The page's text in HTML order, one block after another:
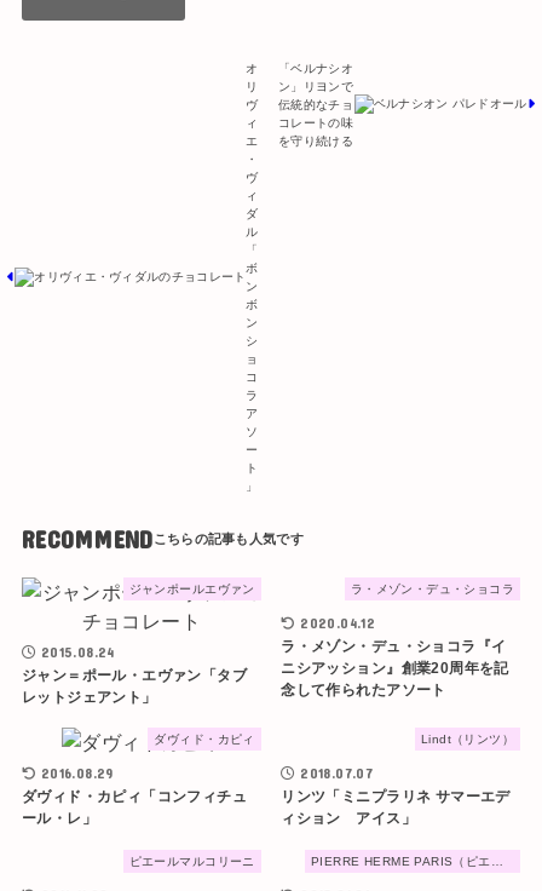
オ
リ
ヴ
ィ
エ
・
ヴ
ィ
ダ
ル
「
ボ
ン
ボ
ン
シ
ョ
コ
ラ
ア
ソ
ー
ト
」
「ベルナシオ
ン」リヨンで
伝統的なチョ
コレートの味
を守り続ける
RECOMMEND
ジャンポールエヴァン
2015.08.24
ジャン＝ポール・エヴァン「タブ
レットジェアント」
ラ・メゾン・デュ・ショコラ
2020.04.12
ラ・メゾン・デュ・ショコラ『イ
ニシアッション』創業20周年を記
念して作られたアソート
ダヴィド・カピィ
2016.08.29
ダヴィド・カピィ「コンフィチュ
ール・レ」
Lindt（リンツ）
2018.07.07
リンツ「ミニプラリネ サマーエデ
ィション アイス」
ピエールマルコリーニ